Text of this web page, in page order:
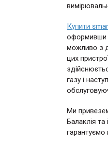
Купити
оформивши
можливо з
цих
газу і
Ми
Балаклія та
гарантуємо